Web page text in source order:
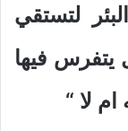
لتستقي
21والرجل يتفرس فيها
لا “